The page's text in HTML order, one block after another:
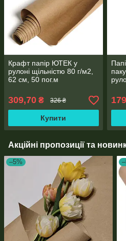
Крафт папір ЮТЕК у
рулоні щільністю 80 г/м2,
62 см, 50 пог.м
309,70 ₴ 326 ₴
Купити
Акційні пропозиції та
–5%